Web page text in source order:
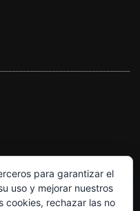
para garantizar el
uso y mejorar nuestros
cookies, rechazar las no